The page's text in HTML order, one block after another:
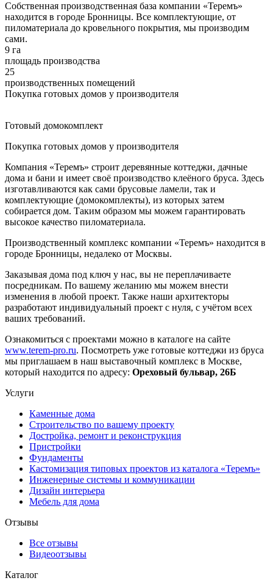
Собственная производственная база компании «Теремъ»
находится в городе Бронницы. Все комплектующие, от
пиломатериала до кровельного покрытия, мы производим
сами.
9 га
площадь производства
25
производственных помещений
Покупка готовых домов у производителя
Готовый домокомплект
Покупка готовых домов у производителя
Компания «Теремъ» строит деревянные коттеджи, дачные
дома и бани и имеет своё производство клеёного бруса. Здесь
изготавливаются как сами брусовые ламели, так и
комплектующие (домокомплекты), из которых затем
собирается дом. Таким образом мы можем гарантировать
высокое качество пиломатериала.
Производственный комплекс компании «Теремъ» находится в
городе Бронницы, недалеко от Москвы.
Заказывая дома под ключ у нас, вы не переплачиваете
посредникам. По вашему желанию мы можем внести
изменения в любой проект. Также наши архитекторы
разработают индивидуальный проект с нуля, с учётом всех
ваших требований.
Ознакомиться с проектами можно в каталоге на сайте
www.terem-pro.ru. Посмотреть уже готовые коттеджи из бруса
мы приглашаем в наш выставочный комплекс в Москве,
который находится по адресу: Ореховый бульвар, 26Б
Услуги
Каменные дома
Строительство по вашему проекту
Достройка, ремонт и реконструкция
Пристройки
Фундаменты
Кастомизация типовых проектов из каталога «Теремъ»
Инженерные системы и коммуникации
Дизайн интерьера
Мебель для дома
Отзывы
Все отзывы
Видеоотзывы
Каталог